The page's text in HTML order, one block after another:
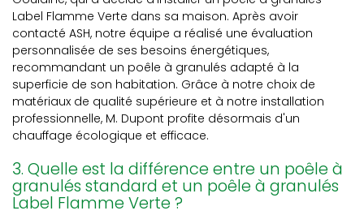
Label Flamme Verte dans sa maison. Après avoir
contacté ASH, notre équipe a réalisé une évaluation
personnalisée de ses besoins énergétiques,
recommandant un poêle à granulés adapté à la
superficie de son habitation. Grâce à notre choix de
matériaux de qualité supérieure et à notre installation
professionnelle, M. Dupont profite désormais d'un
chauffage écologique et efficace.
3. Quelle est la différence entre un poêle à
granulés standard et un poêle à granulés
Label Flamme Verte ?